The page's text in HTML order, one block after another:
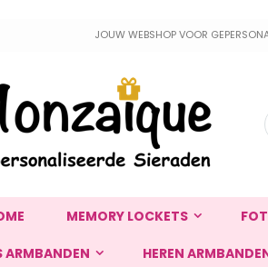
JOUW WEBSHOP VOOR
MEMORY LOCKETS
ARMBANDEN HEREN